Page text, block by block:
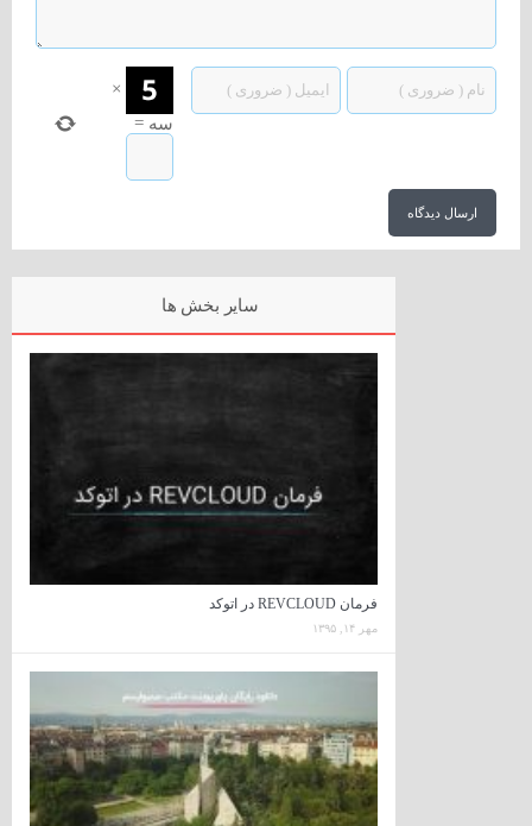
×
سه =
سایر بخش ها
فرمان REVCLOUD در اتوکد
مهر ۱۴, ۱۳۹۵